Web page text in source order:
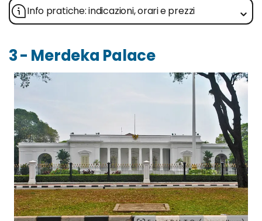
Info pratiche: indicazioni, orari e prezzi
3 - Merdeka Palace